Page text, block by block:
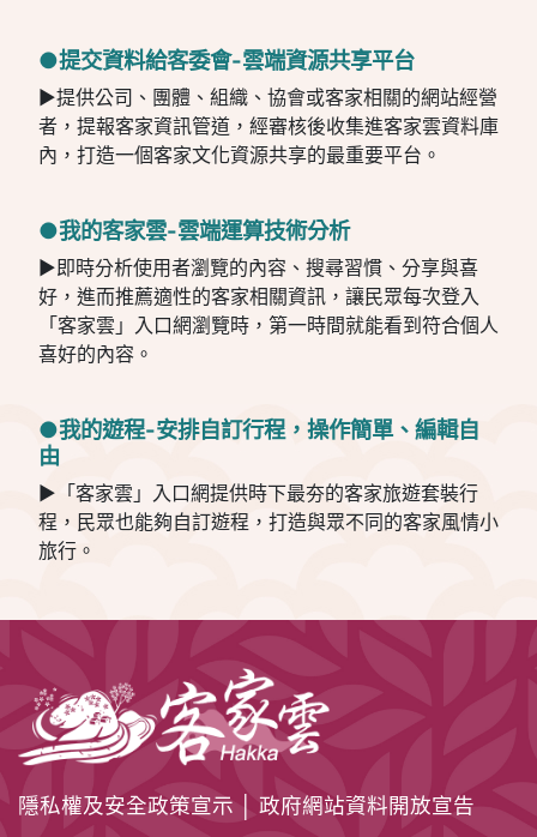
●提交資料給客委會-雲端資源共享平台
►提供公司、團體、組織、協會或客家相關的網站經營
者，提報客家資訊管道，經審核後收集進客家雲資料庫
內，打造一個客家文化資源共享的最重要平台。
●我的客家雲-雲端運算技術分析
►即時分析使用者瀏覽的內容、搜尋習慣、分享與喜
好，進而推薦適性的客家相關資訊，讓民眾每次登入
「客家雲」入口網瀏覽時，第一時間就能看到符合個人
喜好的內容。
●我的遊程-安排自訂行程，操作簡單、編輯自
由
►「客家雲」入口網提供時下最夯的客家旅遊套裝行
程，民眾也能夠自訂遊程，打造與眾不同的客家風情小
旅行。
隱私權及安全政策宣示 政府網站資料開放宣告